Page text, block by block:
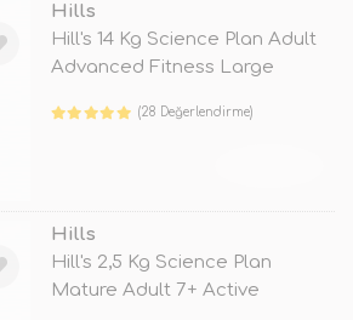
Hills
Hill's 14 Kg Science Plan Adult
Advanced Fitness Large
(28 Değerlendirme)
Hills
Hill's 2,5 Kg Science Plan
Mature Adult 7+ Active